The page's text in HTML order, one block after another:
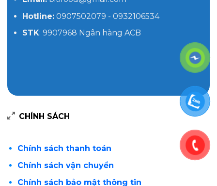
Hotline:0907502079 - 0932106534
STK: 9907968 Ngân hàng ACB
CHÍNH SÁCH
Chính sách thanh toán
Chính sách vận chuyển
Chính sách bảo mật thông tin